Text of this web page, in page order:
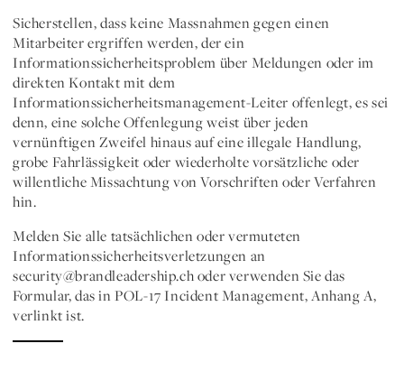
Sicherstellen, dass keine Massnahmen gegen einen
Mitarbeiter ergriffen werden, der ein
Informationssicherheitsproblem über Meldungen oder im
direkten Kontakt mit dem
Informationssicherheitsmanagement-Leiter offenlegt, es sei
denn, eine solche Offenlegung weist über jeden
vernünftigen Zweifel hinaus auf eine illegale Handlung,
grobe Fahrlässigkeit oder wiederholte vorsätzliche oder
willentliche Missachtung von Vorschriften oder Verfahren
hin.
Melden Sie alle tatsächlichen oder vermuteten
Informationssicherheitsverletzungen an
security@brandleadership.ch oder verwenden Sie das
Formular, das in POL-17 Incident Management, Anhang A,
verlinkt ist.